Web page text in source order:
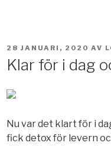
PUBLICERAT
28 JANUARI, 2020 AV
Klar för i dag
Nu var det klart för i
fick detox för levern